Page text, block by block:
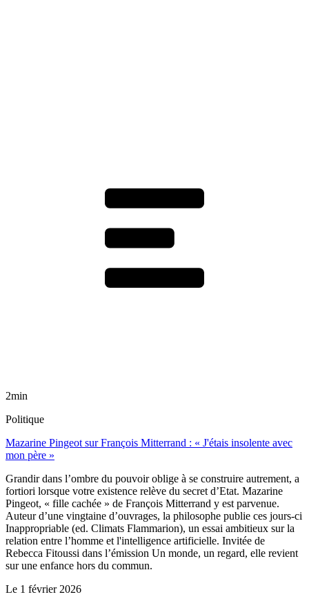
2min
Politique
Mazarine Pingeot sur François Mitterrand : « J'étais insolente avec
mon père »
Grandir dans l’ombre du pouvoir oblige à se construire autrement, a
fortiori lorsque votre existence relève du secret d’Etat. Mazarine
Pingeot, « fille cachée » de François Mitterrand y est parvenue.
Auteur d’une vingtaine d’ouvrages, la philosophe publie ces jours-ci
Inappropriable (ed. Climats Flammarion), un essai ambitieux sur la
relation entre l’homme et l'intelligence artificielle. Invitée de
Rebecca Fitoussi dans l’émission Un monde, un regard, elle revient
sur une enfance hors du commun.
Le 1 février 2026